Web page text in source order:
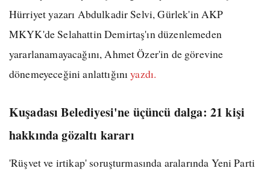
Hürriyet yazarı Abdulkadir Selvi, Gürlek'in AKP
MKYK'de Selahattin Demirtaş'ın düzenlemeden
yararlanamayacağını, Ahmet Özer'in de görevine
dönemeyeceğini anlattığınıyazdı.
Kuşadası Belediyesi'ne üçüncü dalga: 21 kişi
hakkında gözaltı kararı
'Rüşvet ve irtikap' soruşturmasında aralarında Yeni Parti